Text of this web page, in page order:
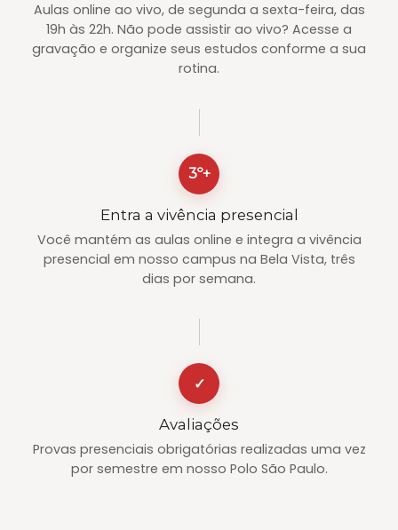
Aulas online ao vivo, de segunda a sexta-feira, das
19h às 22h. Não pode assistir ao vivo? Acesse a
gravação e organize seus estudos conforme a sua
rotina.
3º+
Entra a vivência presencial
Você mantém as aulas online e integra a vivência
presencial em nosso campus na Bela Vista, três
dias por semana.
✓
Avaliações
Provas presenciais obrigatórias realizadas uma vez
por semestre em nosso Polo São Paulo.